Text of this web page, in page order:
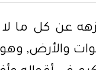
عن كل ما
والأرض, وهو